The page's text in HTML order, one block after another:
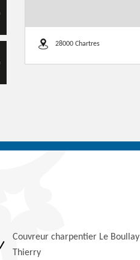
28000 Chartres
Couvreur charpentier Le Boullay
Thierry